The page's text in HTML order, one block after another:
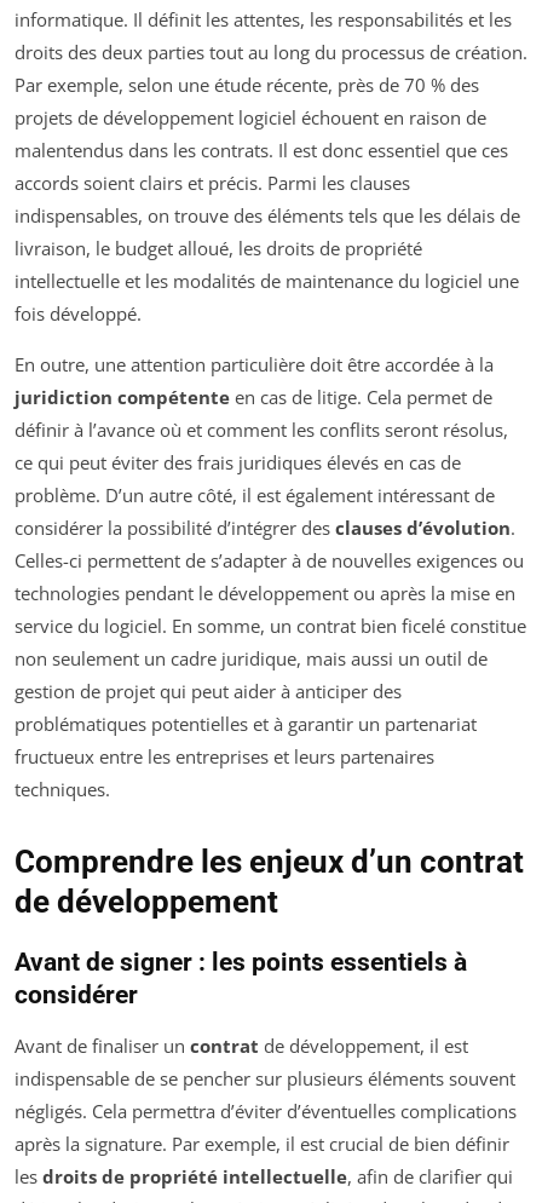
informatique. Il définit les attentes, les responsabilités et les
droits des deux parties tout au long du processus de création.
Par exemple, selon une étude récente, près de 70 % des
projets de développement logiciel échouent en raison de
malentendus dans les contrats. Il est donc essentiel que ces
accords soient clairs et précis. Parmi les clauses
indispensables, on trouve des éléments tels que les délais de
livraison, le budget alloué, les droits de propriété
intellectuelle et les modalités de maintenance du logiciel une
fois développé.
En outre, une attention particulière doit être accordée à la
juridiction compétente en cas de litige. Cela permet de
définir à l’avance où et comment les conflits seront résolus,
ce qui peut éviter des frais juridiques élevés en cas de
problème. D’un autre côté, il est également intéressant de
considérer la possibilité d’intégrer des clauses d’évolution.
Celles-ci permettent de s’adapter à de nouvelles exigences ou
technologies pendant le développement ou après la mise en
service du logiciel. En somme, un contrat bien ficelé constitue
non seulement un cadre juridique, mais aussi un outil de
gestion de projet qui peut aider à anticiper des
problématiques potentielles et à garantir un partenariat
fructueux entre les entreprises et leurs partenaires
techniques.
Comprendre les enjeux d’un contrat
de développement
Avant de signer : les points essentiels à
considérer
Avant de finaliser un contrat de développement, il est
indispensable de se pencher sur plusieurs éléments souvent
négligés. Cela permettra d’éviter d’éventuelles complications
après la signature. Par exemple, il est crucial de bien définir
les droits de propriété intellectuelle, afin de clarifier qui